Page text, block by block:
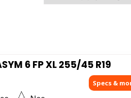
6 FP XL 255/45 R19